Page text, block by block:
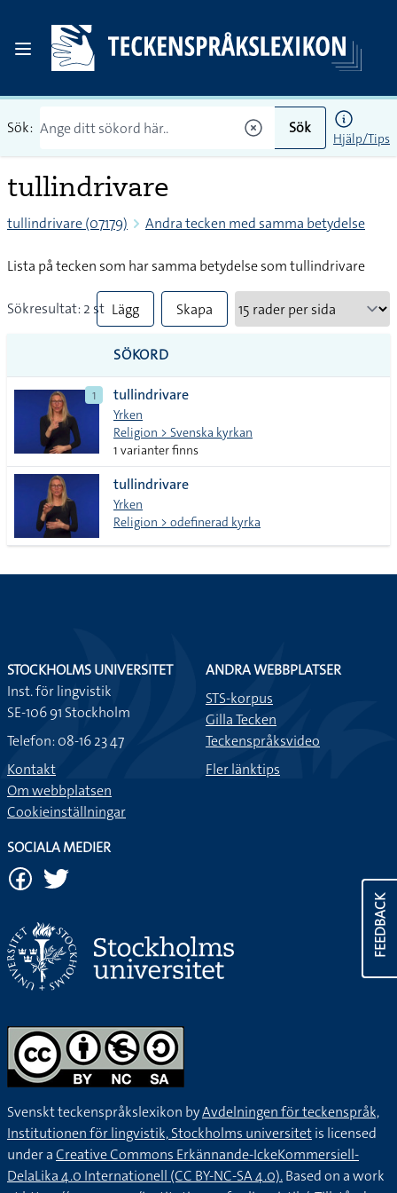
Sök: Sök
Hjälp/Tips
tullindrivare
tullindrivare (07179) Andra tecken med samma betydelse
Lista på tecken som har samma betydelse som tullindrivare
Sökresultat: 2 st Lägg
till
alla i
lista
Skapa
SÖKORD
1 tullindrivare
Yrken
Religion > Svenska kyrkan
1 varianter finns
tullindrivare
Yrken
Religion > odefinerad kyrka
FEEDBACK
STOCKHOLMS UNIVERSITET
Inst. för lingvistik
SE-106 91 Stockholm
Telefon: 08-16 23 47
Kontakt
Om webbplatsen
Cookieinställningar
ANDRA WEBBPLATSER
STS-korpus
Gilla Tecken
Teckenspråksvideo
Fler länktips
SOCIALA MEDIER
Svenskt teckenspråkslexikon byAvdelningen för teckenspråk,
Institutionen för lingvistik, Stockholms universitetis licensed
under aCreative Commons Erkännande-IckeKommersiell-
DelaLika 4.0 Internationell (CC BY-NC-SA 4.0).Based on a work